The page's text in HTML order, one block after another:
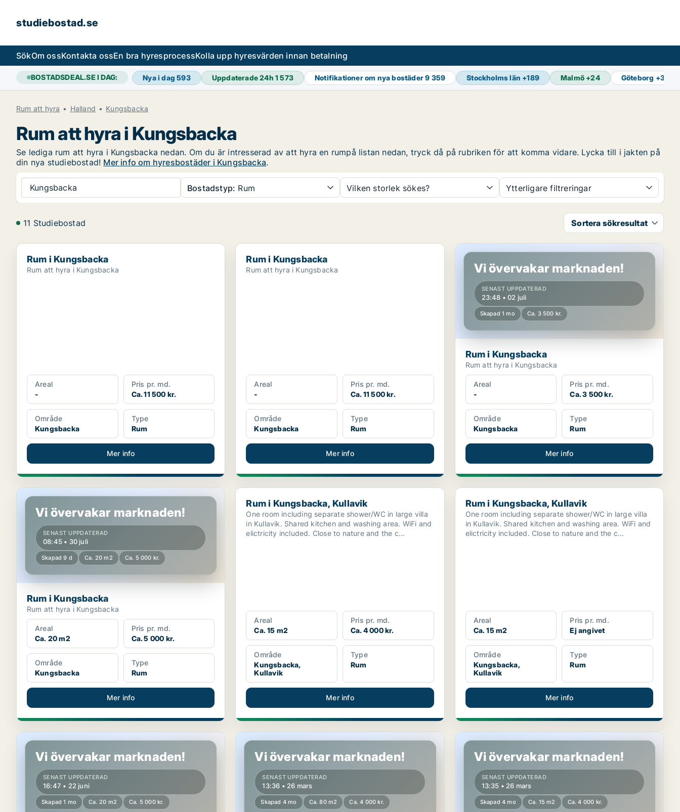
studiebostad.se
SökOm ossKontakta ossEn bra hyresprocessKolla upp hyresvärden innan betalning
BOSTADSDEAL.SE I DAG: Nya i dag593 Uppdaterade 24h1 573 Notifikationer om nya bostäder9 359 Stockholms län +189 Malmö +24 Göteborg +33
Rum att hyra Halland Kungsbacka
Rum att hyra i Kungsbacka
Se lediga rum att hyra i Kungsbacka nedan. Om du är intresserad av att hyra en rumpå listan nedan, tryck då på rubriken för att komma vidare. Lycka till i jakten på
din nya studiebostad! Mer info om hyresbostäder i Kungsbacka.
Kungsbacka Bostadstyp: Rum Vilken storlek sökes? Ytterligare filtreringar
11 Studiebostad Sortera sökresultat
Rum i Kungsbacka
Rum i Kungsbacka
Rum att hyra i Kungsbacka
Areal
-
Pris pr. md.
Ca. 11 500 kr.
Område
Kungsbacka
Type
Rum
Mer info
Rum i Kungsbacka
Rum i Kungsbacka
Rum att hyra i Kungsbacka
Areal
-
Pris pr. md.
Ca. 11 500 kr.
Område
Kungsbacka
Type
Rum
Mer info
Rum i Kungsbacka
Vi övervakar marknaden!
SENAST UPPDATERAD
23:48 • 02 juli
Skapad 1 mo Ca. 3 500 kr.
Rum i Kungsbacka
Rum att hyra i Kungsbacka
Areal
-
Pris pr. md.
Ca. 3 500 kr.
Område
Kungsbacka
Type
Rum
Mer info
Rum i Kungsbacka
Vi övervakar marknaden!
SENAST UPPDATERAD
08:45 • 30 juli
Skapad 9 d Ca. 20 m2 Ca. 5 000 kr.
Rum i Kungsbacka
Rum att hyra i Kungsbacka
Areal
Ca. 20 m2
Pris pr. md.
Ca. 5 000 kr.
Område
Kungsbacka
Type
Rum
Mer info
Rum i Kungsbacka, Kullavik
Rum i Kungsbacka, Kullavik
One room including separate shower/WC in large villa
in Kullavik. Shared kitchen and washing area. WiFi and
elictricity included. Close to nature and the c...
Areal
Ca. 15 m2
Pris pr. md.
Ca. 4 000 kr.
Område
Kungsbacka,
Kullavik
Type
Rum
Mer info
Rum i Kungsbacka, Kullavik
Rum i Kungsbacka, Kullavik
One room including separate shower/WC in large villa
in Kullavik. Shared kitchen and washing area. WiFi and
elictricity included. Close to nature and the c...
Areal
Ca. 15 m2
Pris pr. md.
Ej angivet
Område
Kungsbacka,
Kullavik
Type
Rum
Mer info
Rum i Kungsbacka, Onsala
Vi övervakar marknaden!
SENAST UPPDATERAD
16:47 • 22 juni
Skapad 1 mo Ca. 20 m2 Ca. 5 000 kr.
Rum i Kungsbacka
Vi övervakar marknaden!
SENAST UPPDATERAD
13:36 • 26 mars
Skapad 4 mo Ca. 80 m2 Ca. 4 000 kr.
Rum i Kungsbacka, Kullavik
Vi övervakar marknaden!
SENAST UPPDATERAD
13:35 • 26 mars
Skapad 4 mo Ca. 15 m2 Ca. 4 000 kr.